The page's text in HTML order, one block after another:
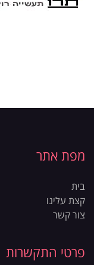
מפת אתר
בית
קצת עלינו
צור קשר
פרטי התקשרות